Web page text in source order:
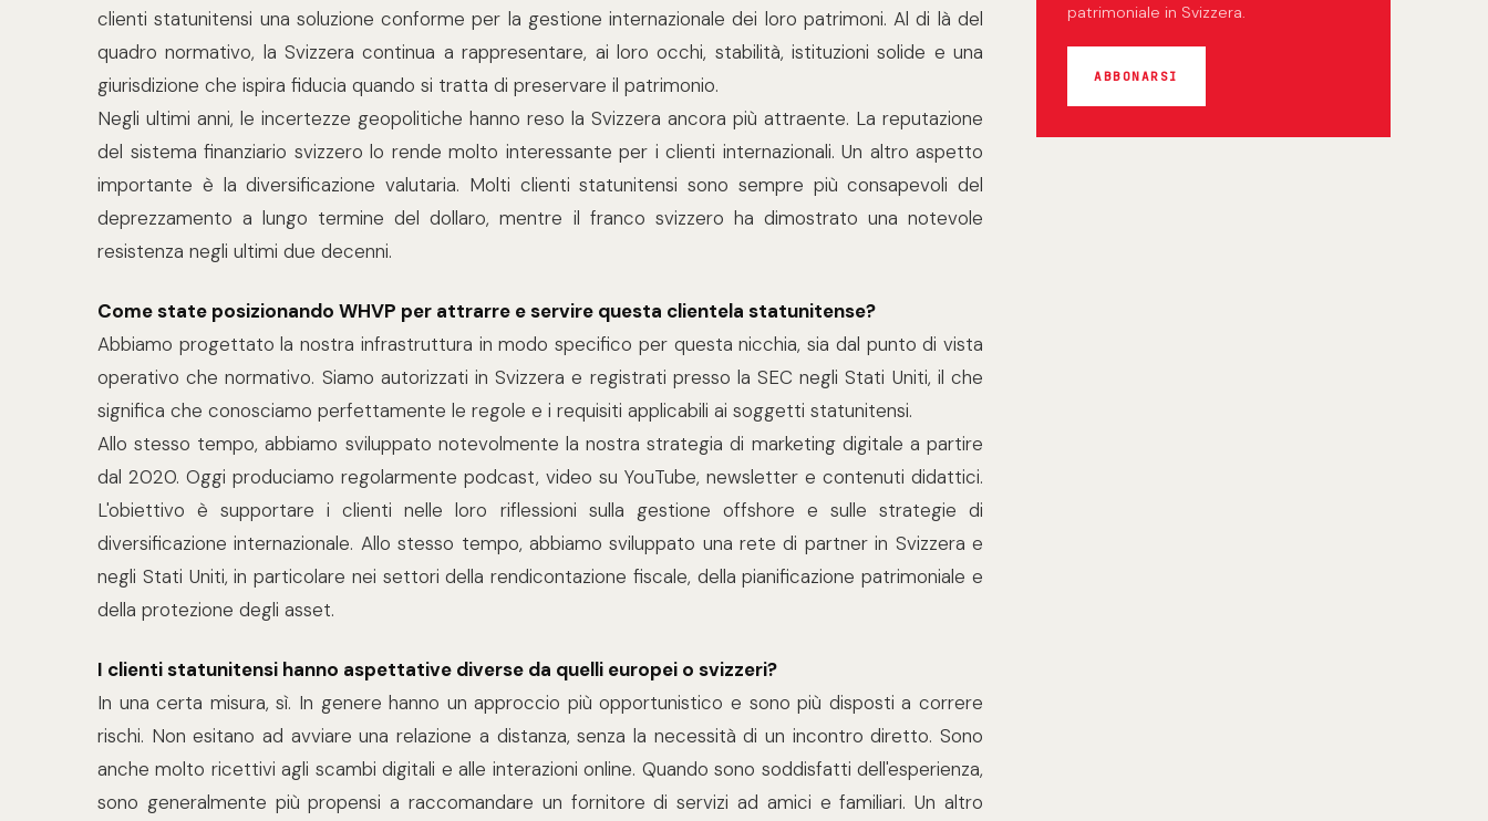
clienti statunitensi una soluzione conforme per la gestione internazionale dei loro patrimoni. Al di là del
quadro normativo, la Svizzera continua a rappresentare, ai loro occhi, stabilità, istituzioni solide e una
giurisdizione che ispira fiducia quando si tratta di preservare il patrimonio.
Negli ultimi anni, le incertezze geopolitiche hanno reso la Svizzera ancora più attraente. La reputazione
del sistema finanziario svizzero lo rende molto interessante per i clienti internazionali. Un altro aspetto
importante è la diversificazione valutaria. Molti clienti statunitensi sono sempre più consapevoli del
deprezzamento a lungo termine del dollaro, mentre il franco svizzero ha dimostrato una notevole
resistenza negli ultimi due decenni.
Come state posizionando WHVP per attrarre e servire questa clientela statunitense?
Abbiamo progettato la nostra infrastruttura in modo specifico per questa nicchia, sia dal punto di vista
operativo che normativo. Siamo autorizzati in Svizzera e registrati presso la SEC negli Stati Uniti, il che
significa che conosciamo perfettamente le regole e i requisiti applicabili ai soggetti statunitensi.
Allo stesso tempo, abbiamo sviluppato notevolmente la nostra strategia di marketing digitale a partire
dal 2020. Oggi produciamo regolarmente podcast, video su YouTube, newsletter e contenuti didattici.
L'obiettivo è supportare i clienti nelle loro riflessioni sulla gestione offshore e sulle strategie di
diversificazione internazionale. Allo stesso tempo, abbiamo sviluppato una rete di partner in Svizzera e
negli Stati Uniti, in particolare nei settori della rendicontazione fiscale, della pianificazione patrimoniale e
della protezione degli asset.
I clienti statunitensi hanno aspettative diverse da quelli europei o svizzeri?
In una certa misura, sì. In genere hanno un approccio più opportunistico e sono più disposti a correre
rischi. Non esitano ad avviare una relazione a distanza, senza la necessità di un incontro diretto. Sono
anche molto ricettivi agli scambi digitali e alle interazioni online. Quando sono soddisfatti dell'esperienza,
sono generalmente più propensi a raccomandare un fornitore di servizi ad amici e familiari. Un altro
patrimoniale in Svizzera.
ABBONARSI